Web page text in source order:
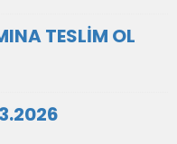
TESLİM OL